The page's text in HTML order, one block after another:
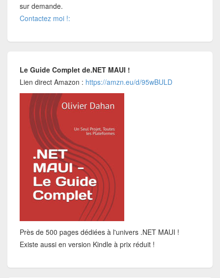
sur demande.
Contactez moi !:
Le Guide Complet de.NET MAUI !
Lien direct Amazon : https://amzn.eu/d/95wBULD
Près de 500 pages dédiées à l'univers .NET MAUI !
Existe aussi en version Kindle à prix réduit !